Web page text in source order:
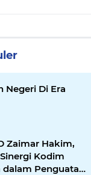
Negeri Di Era
Zaimar Hakim,
Kodim
dalam Penguatan